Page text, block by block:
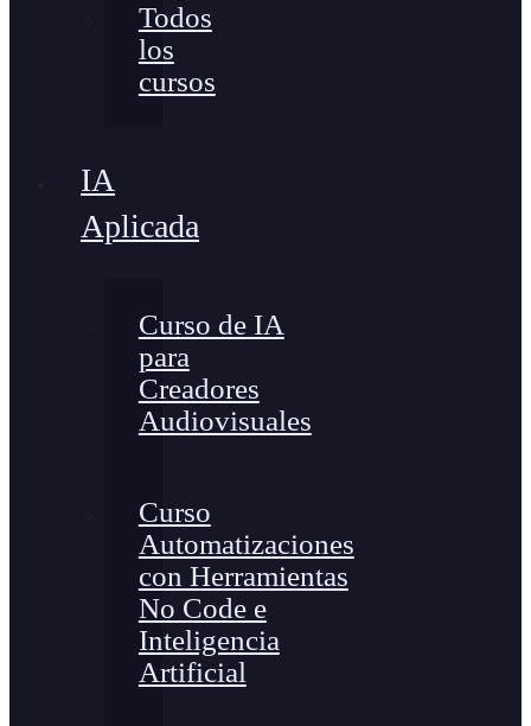
Todos
los
cursos
IA
Aplicada
Curso de IA
para
Creadores
Audiovisuales
Curso
Automatizaciones
con Herramientas
No Code e
Inteligencia
Artificial